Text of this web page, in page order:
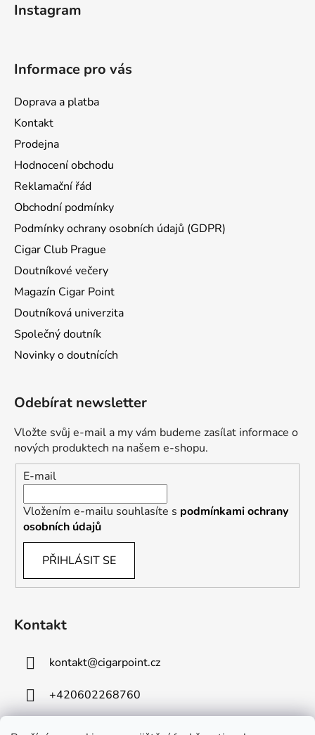
Instagram
Informace pro vás
Doprava a platba
Kontakt
Prodejna
Hodnocení obchodu
Reklamační řád
Obchodní podmínky
Podmínky ochrany osobních údajů (GDPR)
Cigar Club Prague
Doutníkové večery
Magazín Cigar Point
Doutníková univerzita
Společný doutník
Novinky o doutnících
Odebírat newsletter
Vložte svůj e-mail a my vám budeme zasílat informace o
nových produktech na našem e-shopu.
E-mail
Vložením e-mailu souhlasíte s podmínkami ochrany
osobních údajů
PŘIHLÁSIT SE
Kontakt
kontakt@cigarpoint.cz
+420602268760